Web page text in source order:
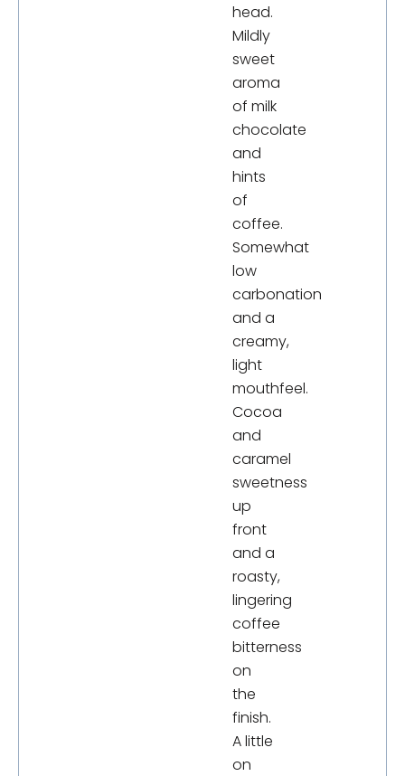
head.
Mildly
sweet
aroma
of milk
chocolate
and
hints
of
coffee.
Somewhat
low
carbonation
and a
creamy,
light
mouthfeel.
Cocoa
and
caramel
sweetness
up
front
and a
roasty,
lingering
coffee
bitterness
on
the
finish.
A little
on